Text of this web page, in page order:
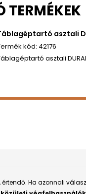
TERMÉKEK
asztali
42176
asztali
értendő. Ha azonnali